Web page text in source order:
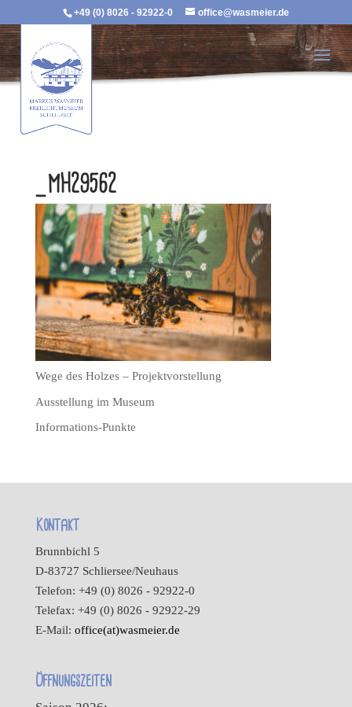
+49 (0) 8026 - 92922-0 office@wasmeier.de
_MH29562
Wege des Holzes – Projektvorstellung
Ausstellung im Museum
Informations-Punkte
Kontakt
Brunnbichl 5
D-83727 Schliersee/Neuhaus
Telefon: +49 (0) 8026 - 92922-0
Telefax: +49 (0) 8026 - 92922-29
E-Mail: office(at)wasmeier.de
Öffnungszeiten